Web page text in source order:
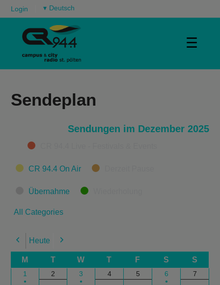
Login ▾
☰
Sendeplan
Sendungen im Dezember 2025
Categories
CR 94.4 On Air
Übernahme
All Categories
Previous
Heute Next
M T W T F S S
1
●
2 3
●
4 5 6
●
7